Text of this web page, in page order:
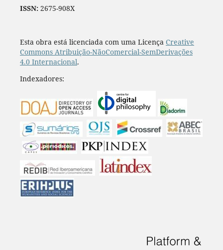
ISSN:2675-908X
Esta obra está licenciada com uma Licença Creative
Commons Atribuição-NãoComercial-SemDerivações
4.0 Internacional.
Indexadores: